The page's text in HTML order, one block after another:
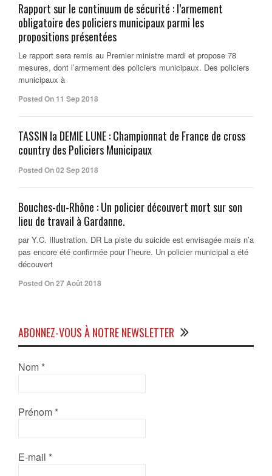
Rapport sur le continuum de sécurité : l’armement
obligatoire des policiers municipaux parmi les
propositions présentées
Le rapport sera remis au Premier ministre mardi et propose 78
mesures, dont l’armement des policiers municipaux. Des policiers
municipaux à
Posted On 11 Sep 2018
TASSIN la DEMIE LUNE : Championnat de France de cross
country des Policiers Municipaux
Posted On 02 Sep 2018
Bouches-du-Rhône : Un policier découvert mort sur son
lieu de travail à Gardanne.
par Y.C. Illustration. DR La piste du suicide est envisagée mais n’a
pas encore été confirmée pour l’heure. Un policier municipal a été
découvert
Posted On 27 Août 2018
ABONNEZ-VOUS À NOTRE NEWSLETTER
Nom *
Prénom *
E-mail *